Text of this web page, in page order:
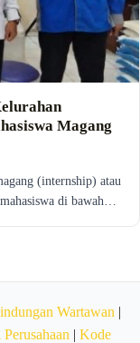
Magang
(internship) atau
di bawah…
Wartawan |
| Kode